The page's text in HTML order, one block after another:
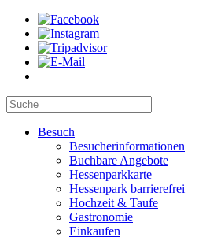
Besuch
Besucherinformationen
Buchbare Angebote
Hessenparkkarte
Hessenpark barrierefrei
Hochzeit & Taufe
Gastronomie
Einkaufen